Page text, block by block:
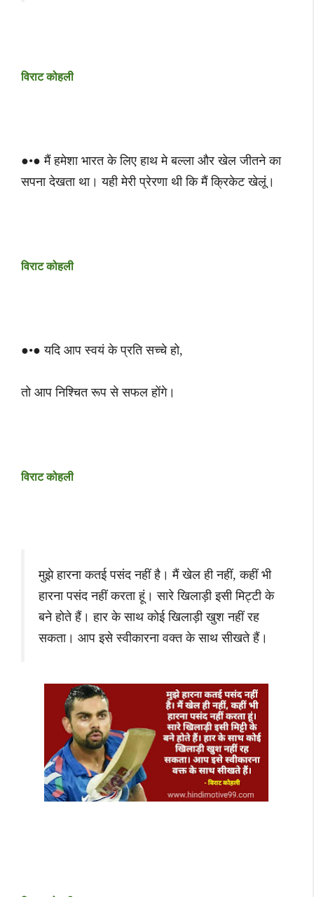
विराट कोहली
●•● मैं हमेशा भारत के लिए हाथ मे बल्ला और खेल जीतने का
सपना देखता था। यही मेरी प्रेरणा थी कि मैं क्रिकेट खेलूं।
विराट कोहली
●•● यदि आप स्वयं के प्रति सच्चे हो,
तो आप निश्चित रूप से सफल होंगे।
विराट कोहली
मुझे हारना कतई पसंद नहीं है। मैं खेल ही नहीं, कहीं भी
हारना पसंद नहीं करता हूं। सारे खिलाड़ी इसी मिट्टी के
बने होते हैं। हार के साथ कोई खिलाड़ी खुश नहीं रह
सकता। आप इसे स्वीकारना वक्त के साथ सीखते हैं।